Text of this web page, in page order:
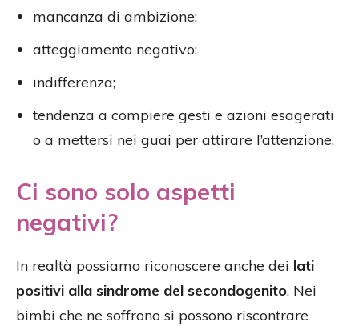
mancanza di ambizione;
atteggiamento negativo;
indifferenza;
tendenza a compiere gesti e azioni esagerati
o a mettersi nei guai per attirare l’attenzione.
Ci sono solo aspetti
negativi?
In realtà possiamo riconoscere anche dei lati
positivi alla sindrome del secondogenito. Nei
bimbi che ne soffrono si possono riscontrare